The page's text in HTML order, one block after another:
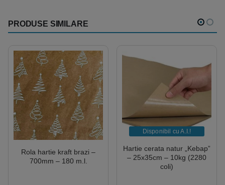
PRODUSE SIMILARE
Rola hartie kraft brazi –
700mm – 180 m.l.
Disponibil cu A.I.​!
Hartie cerata natur „Kebap”
– 25x35cm – 10kg (2280
coli)